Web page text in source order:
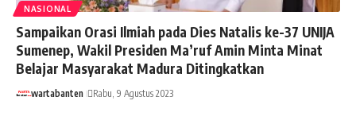
NASIONAL
Sampaikan Orasi Ilmiah pada Dies Natalis ke-37 UNIJA
Sumenep, Wakil Presiden Ma’ruf Amin Minta Minat
Belajar Masyarakat Madura Ditingkatkan
wartabanten Rabu, 9 Agustus 2023